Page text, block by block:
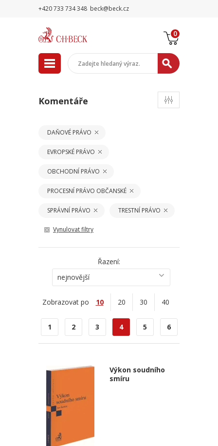
+420 733 734 348 beck@beck.cz
0
Komentáře
DAŇOVÉ PRÁVO
EVROPSKÉ PRÁVO
OBCHODNÍ PRÁVO
PROCESNÍ PRÁVO OBČANSKÉ
SPRÁVNÍ PRÁVO TRESTNÍ PRÁVO
Vynulovat filtry
Řazení:
nejnovější
Zobrazovat po 10 20 30 40
1 2 3 4 5 6
Výkon soudního
smíru